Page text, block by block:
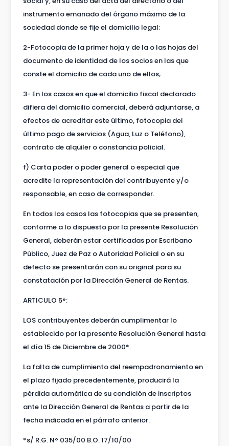
instrumento emanado del órgano máximo de la
sociedad donde se fije el domicilio legal;
2-Fotocopia de la primer hoja y de la o las hojas del
documento de identidad de los socios en las que
conste el domicilio de cada uno de ellos;
3- En los casos en que el domicilio fiscal declarado
difiera del domicilio comercial, deberá adjuntarse, a
efectos de acreditar este último, fotocopia del
último pago de servicios (Agua, Luz o Teléfono),
contrato de alquiler o constancia policial.
f) Carta poder o poder general o especial que
acredite la representación del contribuyente y/o
responsable, en caso de corresponder.
En todos los casos las fotocopias que se presenten,
conforme a lo dispuesto por la presente Resolución
General, deberán estar certificadas por Escribano
Público, Juez de Paz o Autoridad Policial o en su
defecto se presentarán con su original para su
constatación por la Dirección General de Rentas.
ARTICULO 5°:
LOS contribuyentes deberán cumplimentar lo
establecido por la presente Resolución General hasta
el día 15 de Diciembre de 2000*.
La falta de cumplimiento del reempadronamiento en
el plazo fijado precedentemente, producirá la
pérdida automática de su condición de inscriptos
ante la Dirección General de Rentas a partir de la
fecha indicada en el párrafo anterior.
*s/ R.G. N° 035/00 B.O. 17/10/00